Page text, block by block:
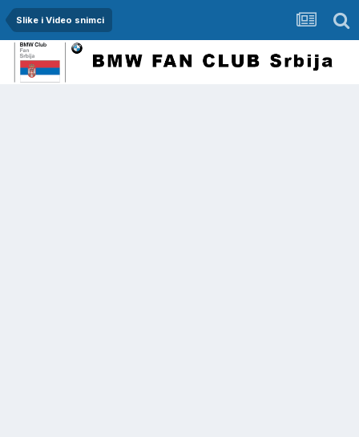
Slike i Video snimci